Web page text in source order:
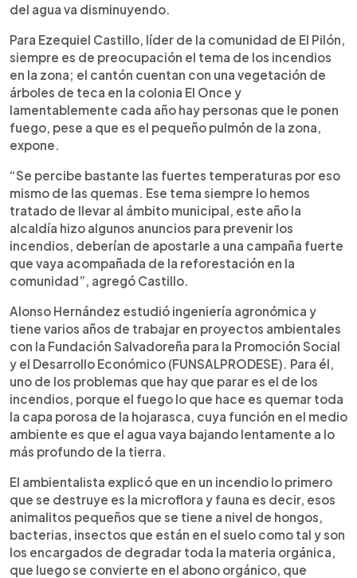
del agua va disminuyendo.
Para Ezequiel Castillo, líder de la comunidad de El Pilón,
siempre es de preocupación el tema de los incendios
en la zona; el cantón cuentan con una vegetación de
árboles de teca en la colonia El Once y
lamentablemente cada año hay personas que le ponen
fuego, pese a que es el pequeño pulmón de la zona,
expone.
“Se percibe bastante las fuertes temperaturas por eso
mismo de las quemas. Ese tema siempre lo hemos
tratado de llevar al ámbito municipal, este año la
alcaldía hizo algunos anuncios para prevenir los
incendios, deberían de apostarle a una campaña fuerte
que vaya acompañada de la reforestación en la
comunidad”, agregó Castillo.
Alonso Hernández estudió ingeniería agronómica y
tiene varios años de trabajar en proyectos ambientales
con la Fundación Salvadoreña para la Promoción Social
y el Desarrollo Económico (FUNSALPRODESE). Para él,
uno de los problemas que hay que parar es el de los
incendios, porque el fuego lo que hace es quemar toda
la capa porosa de la hojarasca, cuya función en el medio
ambiente es que el agua vaya bajando lentamente a lo
más profundo de la tierra.
El ambientalista explicó que en un incendio lo primero
que se destruye es la microflora y fauna es decir, esos
animalitos pequeños que se tiene a nivel de hongos,
bacterias, insectos que están en el suelo como tal y son
los encargados de degradar toda la materia orgánica,
que luego se convierte en el abono orgánico, que